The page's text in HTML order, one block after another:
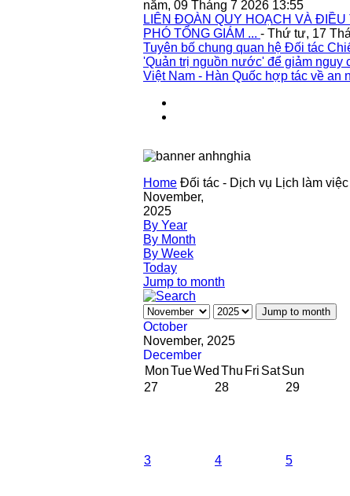
năm, 09 Tháng 7 2026 13:55
LIÊN ĐOÀN QUY HOẠCH VÀ
PHÓ TỔNG GIÁM ... - Thứ tư, 17
Tuyên bố chung quan hệ Đối tác
'Quản trị nguồn nước' để giảm nguy
Việt Nam - Hàn Quốc hợp tác về an
Home Đối tác - Dịch vụ Lịch làm việc
November,
2025
By Year
By Month
By Week
Today
Jump to month
Jump to month
October
November, 2025
December
MonTueWed Thu Fri SatSun
27
28 29
3 4 5